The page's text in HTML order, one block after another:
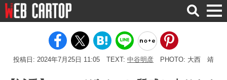
検
索
投稿日: 2024年7月25日 11:05 TEXT: 中谷明彦 PHOTO: 大西 靖